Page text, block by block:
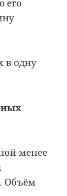
его
в одну
менее
. Объём